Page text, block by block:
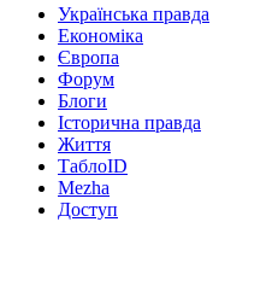
Українська правда
Економіка
Європа
Форум
Блоги
Історична правда
Життя
ТаблоID
Mezha
Доступ